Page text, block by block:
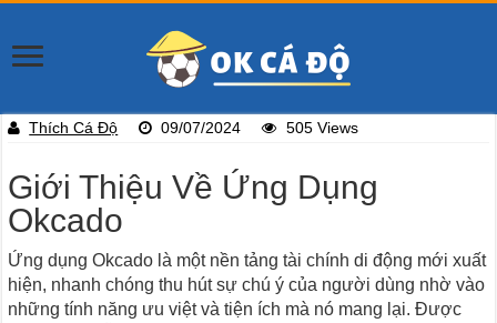
Thích Cá Độ 09/07/2024 505 Views
Giới Thiệu Về Ứng Dụng
Okcado
Ứng dụng Okcado là một nền tảng tài chính di động mới xuất
hiện, nhanh chóng thu hút sự chú ý của người dùng nhờ vào
những tính năng ưu việt và tiện ích mà nó mang lại. Được